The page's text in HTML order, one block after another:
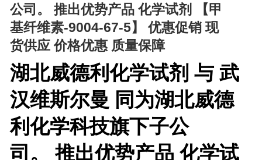
公司。 推出优势产品 化学试剂 【甲
基纤维素-9004-67-5】 优惠促销 现
货供应 价格优惠 质量保障
湖北威德利化学试剂 与 武
汉维斯尔曼 同为湖北威德
利化学科技旗下子公
司。推出优势产品 化学试